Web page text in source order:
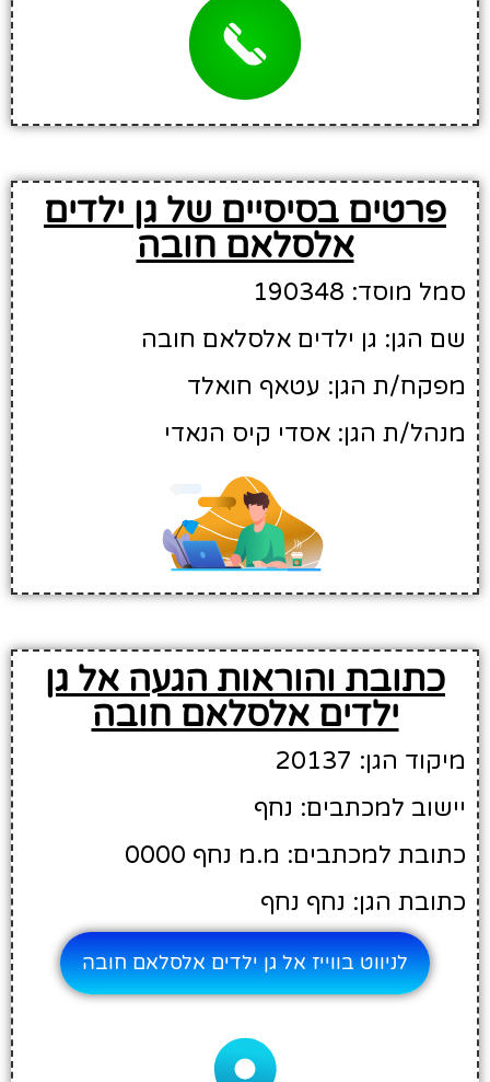
פרטים בסיסיים של גן ילדים
אלסלאם חובה
סמל מוסד: 190348
שם הגן: גן ילדים אלסלאם חובה
מפקח/ת הגן: עטאף חואלד
מנהל/ת הגן: אסדי קיס הנאדי
כתובת והוראות הגעה אל גן
ילדים אלסלאם חובה
מיקוד הגן: 20137
יישוב למכתבים: נחף
כתובת למכתבים: מ.מ נחף 0000
כתובת הגן: נחף נחף
לניווט בווייז אל גן ילדים אלסלאם חובה